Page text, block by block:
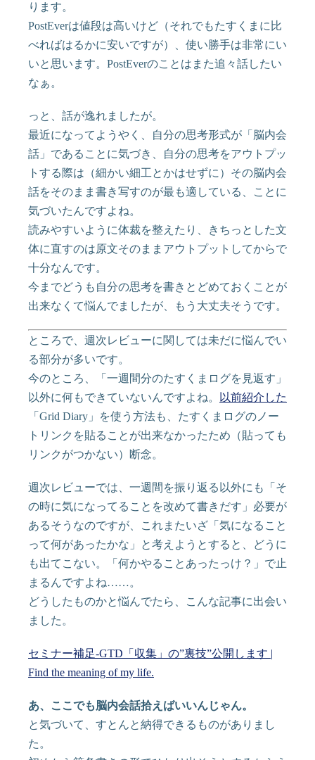
ります。
PostEverは値段は高いけど（それでもたすくまに比
べればはるかに安いですが）、使い勝手は非常にい
いと思います。PostEverのことはまた追々話したい
なぁ。
っと、話が逸れましたが。
最近になってようやく、自分の思考形式が「脳内会
話」であることに気づき、自分の思考をアウトプッ
トする際は（細かい細工とかはせずに）その脳内会
話をそのまま書き写すのが最も適している、ことに
気づいたんですよね。
読みやすいように体裁を整えたり、きちっとした文
体に直すのは原文そのままアウトプットしてからで
十分なんです。
今までどうも自分の思考を書きとどめておくことが
出来なくて悩んでましたが、もう大丈夫そうです。
ところで、週次レビューに関しては未だに悩んでい
る部分が多いです。
今のところ、「一週間分のたすくまログを見返す」
以外に何もできていないんですよね。
以前紹介した
「Grid Diary」を使う方法も、たすくまログのノー
トリンクを貼ることが出来なかったため（貼っても
リンクがつかない）断念。
週次レビューでは、一週間を振り返る以外にも「そ
の時に気になってることを改めて書きだす」必要が
あるそうなのですが、これまたいざ「気になること
って何があったかな」と考えようとすると、どうに
も出てこない。「何かやることあったっけ？」で止
まるんですよね……。
どうしたものかと悩んでたら、こんな記事に出会い
ました。
セミナー補足-GTD「収集」の”裏技”公開します |
Find the meaning of my life.
あ、ここでも脳内会話拾えばいいんじゃん。
と気づいて、すとんと納得できるものがありまし
た。